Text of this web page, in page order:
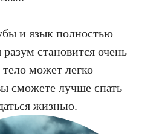
и язык полностью
становится очень
может легко
сможете лучше спать
жизнью.